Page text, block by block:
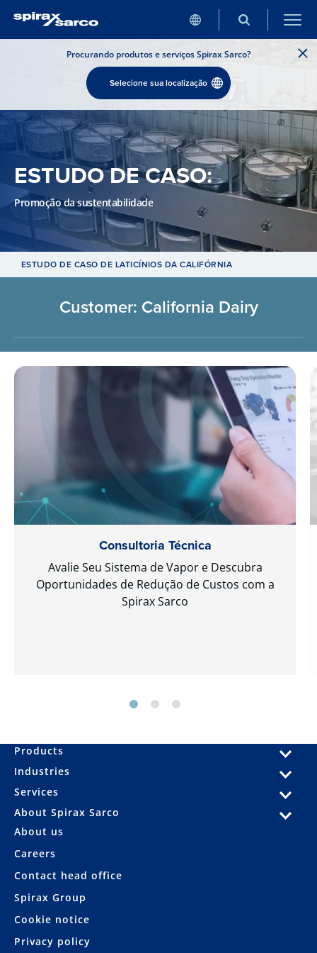
Procurando produtos e serviços Spirax Sarco?
Selecione sua localização
ESTUDO DE CASO:
Promoção da sustentabilidade
ESTUDO DE CASO DE LATICÍNIOS DA CALIFÓRNIA
Customer: California Dairy
Consultoria Técnica
Avalie Seu Sistema de Vapor e Descubra
Oportunidades de Redução de Custos com a
Spirax Sarco
Products
Industries
Services
About Spirax Sarco
About us
Careers
Contact head office
Spirax Group
Cookie notice
Privacy policy